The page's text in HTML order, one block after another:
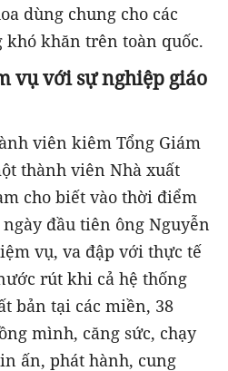
dùng chung cho các
khăn trên toàn quốc.
vụ với sự nghiệp giáo
viên kiêm Tổng Giám
thành viên Nhà xuất
cho biết vào thời điểm
đầu tiên ông Nguyễn
vụ, va đập với thực tế
rút khi cả hệ thống
bản tại các miền, 38
mình, căng sức, chạy
ấn, phát hành, cung